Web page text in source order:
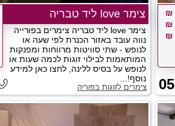
צימר love ליד טבריה
צימר love ליד טבריה צימרים בפורייה
נווה עובד באזור הכנרת לפי שעה או
לנופש - שתי סוויטות מרווחות ומפנקות
המותאמות לבילוי זוגות לכמה שעות או
לנופש על בסיס ללינה, לחצו כאן למידע
נוסף!...
צימרים לזוגות בפוריה